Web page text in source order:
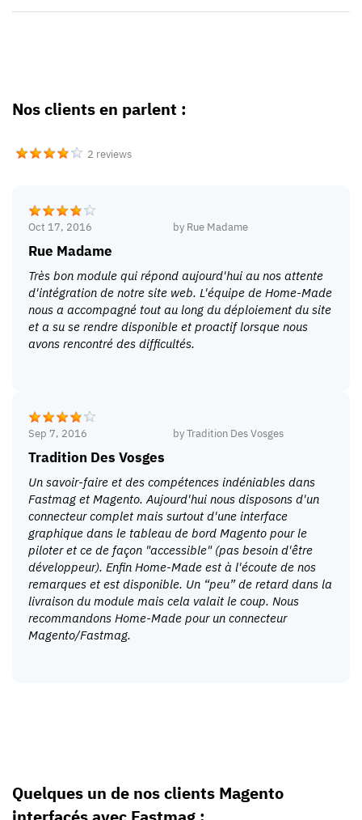
Nos clients en parlent :
2 reviews
Oct 17, 2016 by Rue Madame
Rue Madame
Très bon module qui répond aujourd'hui au nos attente
d'intégration de notre site web. L'équipe de Home-Made
nous a accompagné tout au long du déploiement du site
et a su se rendre disponible et proactif lorsque nous
avons rencontré des difficultés.
Sep 7, 2016 byTradition Des Vosges
Tradition Des Vosges
Un savoir-faire et des compétences indéniables dans
Fastmag et Magento. Aujourd'hui nous disposons d'un
connecteur complet mais surtout d'une interface
graphique dans le tableau de bord Magento pour le
piloter et ce de façon "accessible" (pas besoin d'être
développeur). Enfin Home-Made est à l'écoute de nos
remarques et est disponible. Un “peu” de retard dans la
livraison du module mais cela valait le coup. Nous
recommandons Home-Made pour un connecteur
Magento/Fastmag.
Quelques un de nos clients Magento